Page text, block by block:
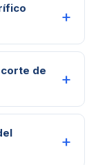
corte de